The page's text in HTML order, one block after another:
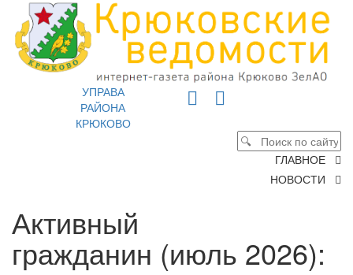
УПРАВА
РАЙОНА
КРЮКОВО
ГЛАВНОЕ
НОВОСТИ
Активный
гражданин (июль 2026):